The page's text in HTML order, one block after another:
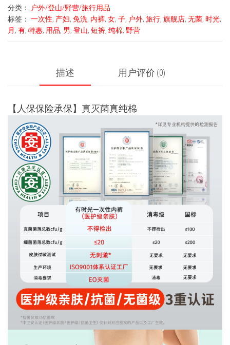
分类： 户外/登山/野营/旅行用品
标签： 一次性, 产妇, 免洗, 内裤, 女, 子, 户外, 旅行, 旗舰店, 无菌, 时光,
月 , 有, 特惠, 用品, 男, 登山, 短裤, 纯棉, 野营
描述 用户评价 (0)
【人保保险承保】真灭菌真纯棉